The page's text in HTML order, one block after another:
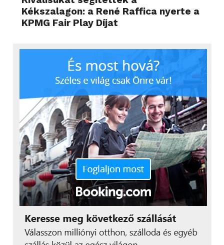
Kékszalagon: a René Raffica nyerte a
KPMG Fair Play Díjat